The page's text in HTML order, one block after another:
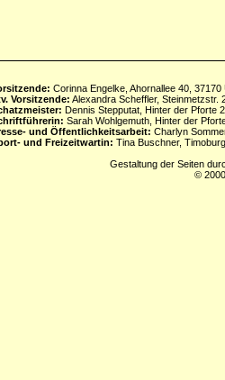
Corinna Engelke, Ahornallee 40,
Vorsitzende: Alexandra Scheffler, Steinmetzstr.
Dennis Stepputat, Hinter der Pforte
Sarah Wohlgemuth, Hinter der
und Öffentlichkeitsarbeit: Charlyn
und Freizeitwartin: Tina Buschner,
Gestaltung der Seiten
©